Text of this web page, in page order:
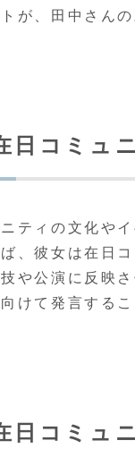
が、田中さん
日コミュ
ティの文化や
、彼女は在日
や公演に反映
けて発言する
日コミュ